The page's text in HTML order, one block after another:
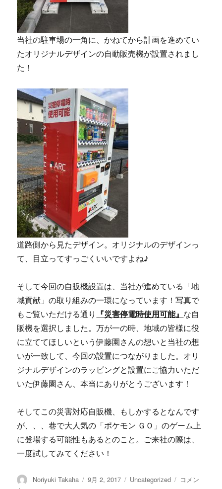
当社の駐車場の一角に、かねてから計画を進めてい
たオリジナルデザインの自動販売機が設置されまし
た！
道路側から見たデザイン。オリジナルのデザインっ
て、目立ってすっごくいいですよね♪
そして今回の自販機設置は、当社が進めている「地
域貢献」の取り組みの一環になっています！写真で
もご覧いただける通り
『災害停電時使用可能』 な自
販機を選択しました。万が一の時、地域の皆様に役
に立ててほしいという伊藤園さんの想いと当社の想
いが一致して、今回の設置につながりました。オリ
ジナルデザインのラッピングと設置にご協力いただ
いた伊藤園さん、本当にありがとうございます！
そしてこの災害対応自販機、もしかするとなんです
が、、、巷で大人気の「ポケモン ＧＯ」のゲーム上
に登場する可能性もあるとのこと。ご来社の際は、
一度試してみてください！
投
Noriyuki Takaha
投
9月 2, 2017
カ
Uncategorized
災
コメン